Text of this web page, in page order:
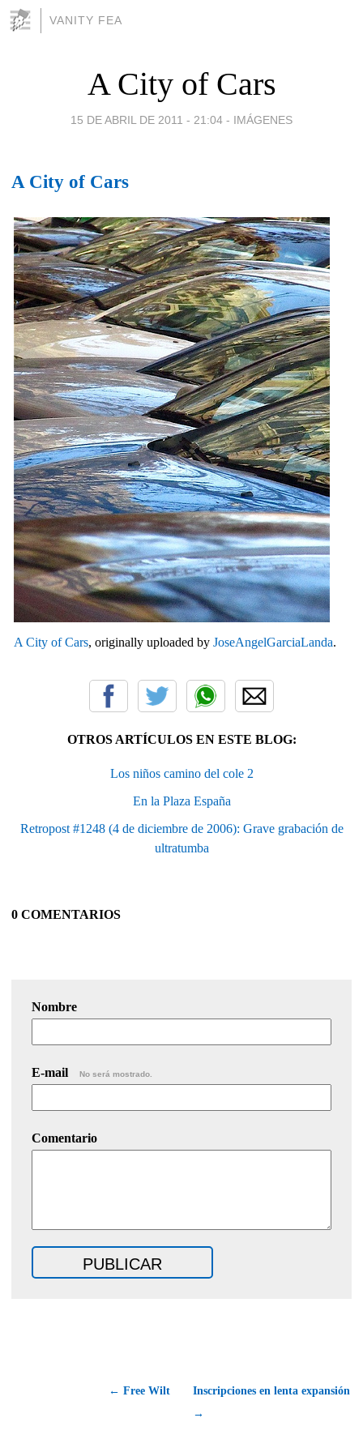
VANITY FEA
A City of Cars
15 DE ABRIL DE 2011 - 21:04 - IMÁGENES
A City of Cars
A City of Cars, originally uploaded by JoseAngelGarciaLanda.
OTROS ARTÍCULOS EN ESTE BLOG:
Los niños camino del cole 2
En la Plaza España
Retropost #1248 (4 de diciembre de 2006): Grave grabación de
ultratumba
0 COMENTARIOS
Nombre
E-mail No será mostrado.
Comentario
← Free Wilt
Inscripciones en lenta expansión
→